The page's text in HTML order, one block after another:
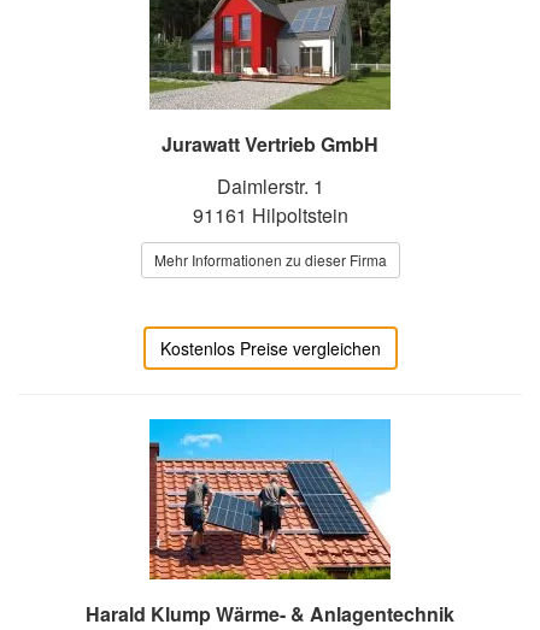
Jurawatt Vertrieb GmbH
Daimlerstr. 1
91161 Hilpoltstein
Mehr Informationen zu dieser Firma
Kostenlos Preise vergleichen
Harald Klump Wärme- & Anlagentechnik